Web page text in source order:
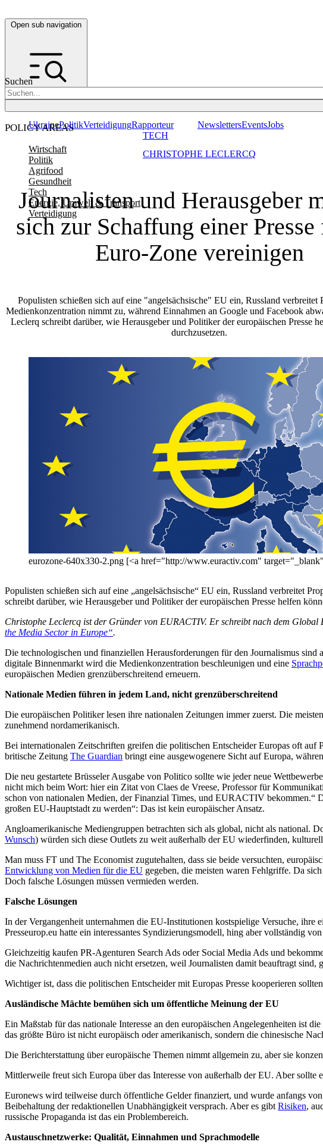
Open sub navigation
Suchen
POLICY AREAS
Wirtschaft
Politik
Agrifood
Gesundheit
Tech
Energie, Umwelt & Transport
Verteidigung
UkrainePolitikVerteidigungRapporteur NewslettersEventsJobs
Journalisten und Herausgeber
sich zur Schaffung einer
Euro-Zone vereinigen
Populisten schießen sich auf eine "angelsächsische" EU ein, Russland verbreitet
Medienkonzentration nimmt zu, während Einnahmen an Google und Facebook
Leclerq schreibt darüber, wie Herausgeber und Politiker der europäischen Presse
durchzusetzen.
CHRISTOPHE LECLERCQ
TECH
eurozone-640x330-2.png [<a href="http://www.euractiv.com"
Populisten schießen sich auf eine „angelsächsische“ EU ein, Russland verbreitet
schreibt darüber, wie Herausgeber und Politiker der europäischen Presse helfen
Christophe Leclercq ist der Gründer von EURACTIV. Er schreibt nach dem
the Media Sector in Europe“.
Die technologischen und finanziellen Herausforderungen für den Journalismus
digitale Binnenmarkt wird die Medienkonzentration beschleunigen und eine
europäischen Medien grenzüberschreitend erneuern.
Nationale Medien führen in jedem Land, nicht grenzüberschreitend
Die europäischen Politiker lesen ihre nationalen Zeitungen immer zuerst. Die
zunehmend nordamerikanisch.
Bei internationalen Zeitschriften greifen die politischen Entscheider Europas oft
britische Zeitung The Guardian bringt eine ausgewogenere Sicht auf Europa,
Die neu gestartete Brüsseler Ausgabe von Politico sollte wie jeder neue
nicht mich beim Wort: hier ein Zitat von Claes de Vreese, Professor für
schon von nationalen Medien, der Finanzial Times, und EURACTIV bekommen.“
großen EU-Hauptstadt zu werden“: Das ist kein europäischer Ansatz.
Angloamerikanische Mediengruppen betrachten sich als global, nicht als national.
Wunsch) würden sich diese Outlets zu weit außerhalb der EU wiederfinden,
Man muss FT und The Economist zugutehalten, dass sie beide versuchten,
Entwicklung von Medien für die EU gegeben, die meisten waren Fehlgriffe. Da
Doch falsche Lösungen müssen vermieden werden.
Falsche Lösungen
In der Vergangenheit unternahmen die EU-Institutionen kostspielige Versuche,
Presseurop.eu hatte ein interessantes Syndizierungsmodell, hing aber vollständig
Gleichzeitig kaufen PR-Agenturen Search Ads oder Social Media Ads und
die Nachrichtenmedien auch nicht ersetzen, weil Journalisten damit beauftragt
Wichtiger ist, dass die politischen Entscheider mit Europas Presse kooperieren
Ausländische Mächte bemühen sich um öffentliche Meinung der EU
Ein Maßstab für das nationale Interesse an den europäischen Angelegenheiten ist
das größte Büro ist nicht europäisch oder amerikanisch, sondern die chinesische
Die Berichterstattung über europäische Themen nimmt allgemein zu, aber sie
Mittlerweile freut sich Europa über das Interesse von außerhalb der EU. Aber sollte
Euronews wird teilweise durch öffentliche Gelder finanziert, und wurde anfangs
Beibehaltung der redaktionellen Unabhängigkeit versprach. Aber es gibt Risiken,
russische Propaganda ist das ein Problembereich.
Austauschnetzwerke: Qualität, Einnahmen und Sprachmodelle